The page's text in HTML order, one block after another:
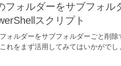
フォルダーをサブフォル
スクリプト
ォルダーをサブフォルダーごと削
れをまず活用してみてはいかがでし